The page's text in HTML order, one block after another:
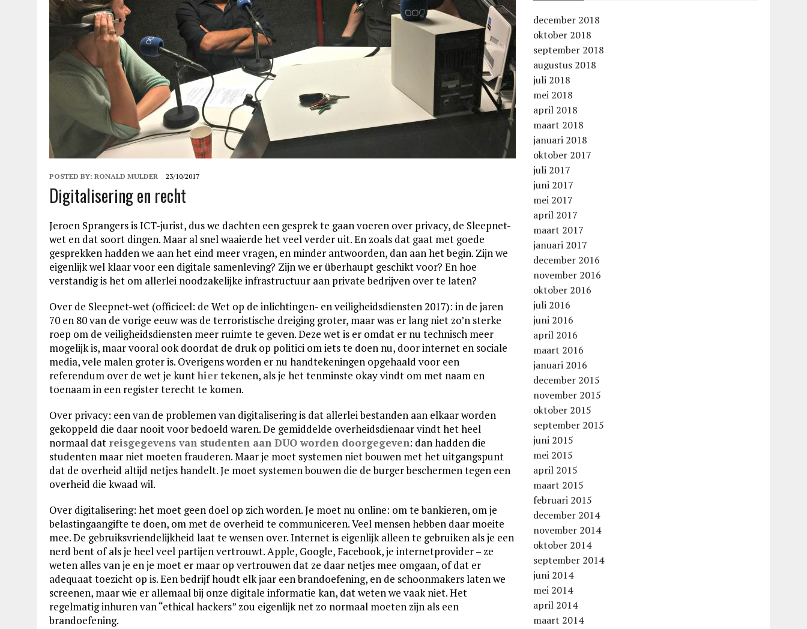
POSTED BY: RONALD MULDER 23/10/2017
Digitalisering en recht
Jeroen Sprangers is ICT-jurist, dus we dachten een gesprek te gaan voeren over privacy, de Sleepnet-
wet en dat soort dingen. Maar al snel waaierde het veel verder uit. En zoals dat gaat met goede
gesprekken hadden we aan het eind meer vragen, en minder antwoorden, dan aan het begin. Zijn we
eigenlijk wel klaar voor een digitale samenleving? Zijn we er überhaupt geschikt voor? En hoe
verstandig is het om allerlei noodzakelijke infrastructuur aan private bedrijven over te laten?
Over de Sleepnet-wet (officieel: de Wet op de inlichtingen- en veiligheidsdiensten 2017): in de jaren
70 en 80 van de vorige eeuw was de terroristische dreiging groter, maar was er lang niet zo’n sterke
roep om de veiligheidsdiensten meer ruimte te geven. Deze wet is er omdat er nu technisch meer
mogelijk is, maar vooral ook doordat de druk op politici om iets te doen nu, door internet en sociale
media, vele malen groter is. Overigens worden er nu handtekeningen opgehaald voor een
referendum over de wet je kunthiertekenen, als je het tenminste okay vindt om met naam en
toenaam in een register terecht te komen.
Over privacy: een van de problemen van digitalisering is dat allerlei bestanden aan elkaar worden
gekoppeld die daar nooit voor bedoeld waren. De gemiddelde overheidsdienaar vindt het heel
normaal dat reisgegevens van studenten aan DUO worden doorgegeven: dan hadden die
studenten maar niet moeten frauderen. Maar je moet systemen niet bouwen met het uitgangspunt
dat de overheid altijd netjes handelt. Je moet systemen bouwen die de burger beschermen tegen een
overheid die kwaad wil.
Over digitalisering: het moet geen doel op zich worden. Je moet nu online: om te bankieren, om je
belastingaangifte te doen, om met de overheid te communiceren. Veel mensen hebben daar moeite
mee. De gebruiksvriendelijkheid laat te wensen over. Internet is eigenlijk alleen te gebruiken als je een
nerd bent of als je heel veel partijen vertrouwt. Apple, Google, Facebook, je internetprovider – ze
weten alles van je en je moet er maar op vertrouwen dat ze daar netjes mee omgaan, of dat er
adequaat toezicht op is. Een bedrijf houdt elk jaar een brandoefening, en de schoonmakers laten we
screenen, maar wie er allemaal bij onze digitale informatie kan, dat weten we vaak niet. Het
regelmatig inhuren van “ethical hackers” zou eigenlijk net zo normaal moeten zijn als een
brandoefening.
december 2018
oktober 2018
september 2018
augustus 2018
juli 2018
mei 2018
april 2018
maart 2018
januari 2018
oktober 2017
juli 2017
juni 2017
mei 2017
april 2017
maart 2017
januari 2017
december 2016
november 2016
oktober 2016
juli 2016
juni 2016
april 2016
maart 2016
januari 2016
december 2015
november 2015
oktober 2015
september 2015
juni 2015
mei 2015
april 2015
maart 2015
februari 2015
december 2014
november 2014
oktober 2014
september 2014
juni 2014
mei 2014
april 2014
maart 2014